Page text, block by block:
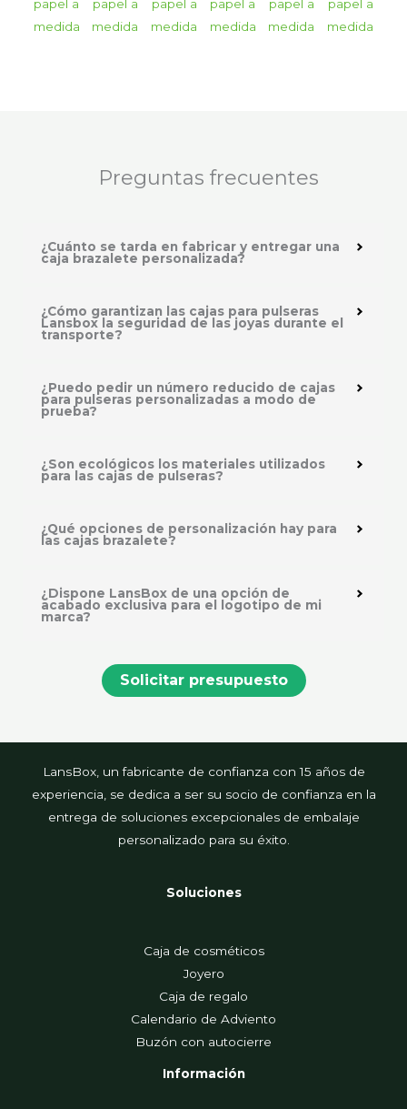
Preguntas frecuentes
¿Cuánto se tarda en fabricar y entregar una
caja brazalete personalizada?
¿Cómo garantizan las cajas para pulseras
Lansbox la seguridad de las joyas durante el
transporte?
¿Puedo pedir un número reducido de cajas
para pulseras personalizadas a modo de
prueba?
¿Son ecológicos los materiales utilizados
para las cajas de pulseras?
¿Qué opciones de personalización hay para
las cajas brazalete?
¿Dispone LansBox de una opción de
acabado exclusiva para el logotipo de mi
marca?
Solicitar presupuesto
LansBox, un fabricante de confianza con 15 años de
experiencia, se dedica a ser su socio de confianza en la
entrega de soluciones excepcionales de embalaje
personalizado para su éxito.
Soluciones
Caja de cosméticos
Joyero
Caja de regalo
Calendario de Adviento
Buzón con autocierre
Información